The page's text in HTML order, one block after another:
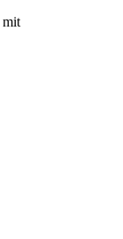
mit